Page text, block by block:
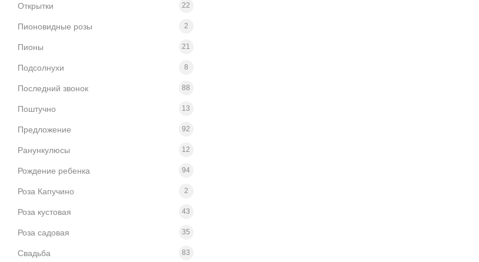
Открытки 22
Пионовидные розы 2
Пионы 21
Подсолнухи 8
Последний звонок 88
Поштучно 13
Предложение 92
Ранункулюсы 12
Рождение ребенка 94
Роза Капучино 2
Роза кустовая 43
Роза садовая 35
Свадьба 83